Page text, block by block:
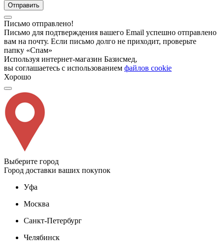
Отправить
Письмо отправлено!
Письмо для подтверждения вашего Email успешно отправлено
вам на почту. Если письмо долго не приходит, проверьте
папку «Спам»
Используя интернет-магазин Базисмед,
вы соглашаетесь с использованием файлов cookie
Хорошо
Выберите город
Город доставки ваших покупок
Уфа
Москва
Санкт-Петербург
Челябинск